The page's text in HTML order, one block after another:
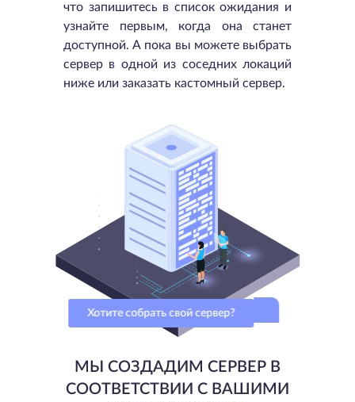
что запишитесь в список ожидания и
узнайте первым, когда она станет
доступной. А пока вы можете выбрать
сервер в одной из соседних локаций
ниже или заказать кастомный сервер.
Хотите собрать свой сервер?
МЫ СОЗДАДИМ СЕРВЕР В
СООТВЕТСТВИИ С ВАШИМИ